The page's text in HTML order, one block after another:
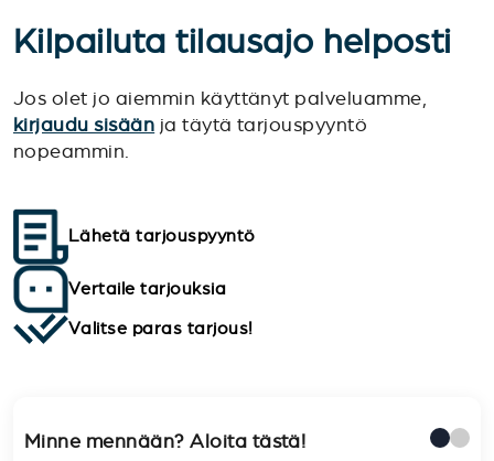
Kilpailuta tilausajo helposti
Jos olet jo aiemmin käyttänyt palveluamme,
kirjaudu sisään ja täytä tarjouspyyntö
nopeammin.
Lähetä tarjouspyyntö
Vertaile tarjouksia
Valitse paras tarjous!
Minne mennään? Aloita tästä!